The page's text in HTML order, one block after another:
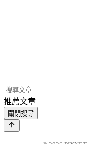
推薦文章
關閉搜尋